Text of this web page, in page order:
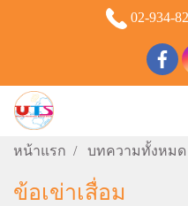
02-934-
หน้าแรก บทความทั้งหมด
ข้อเข่าเสื่อม